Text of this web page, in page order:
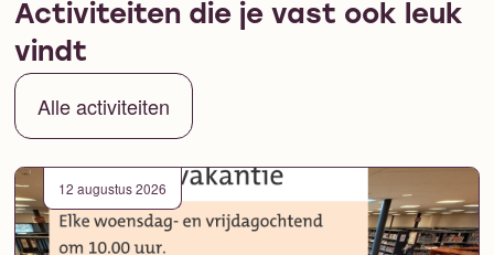
Activiteiten die je vast ook leuk
vindt
Alle activiteiten
12 augustus 2026